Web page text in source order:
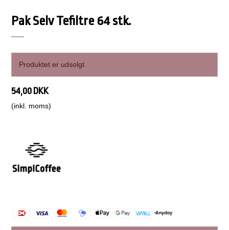
Pak Selv Tefiltre 64 stk.
Produktet er udsolgt.
54,00 DKK
(inkl. moms)